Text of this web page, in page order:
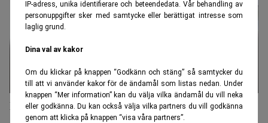
IP-adress, unika identifierare och beteendedata. Vår behandling av
personuppgifter sker med samtycke eller berättigat intresse som
laglig grund.
Dina val av kakor
Om du klickar på knappen “Godkänn och stäng” så samtycker du
till att vi använder kakor för de ändamål som listas nedan. Under
knappen “Mer information” kan du välja vilka ändamål du vill neka
eller godkänna. Du kan också välja vilka partners du vill godkänna
genom att klicka på knappen “visa våra partners”.
FBI-utredning hotar Northvolts rekonstruktion